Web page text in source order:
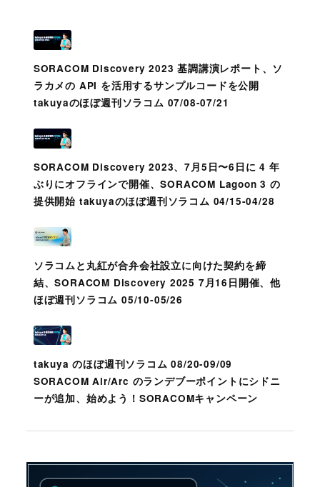
SORACOM Discovery 2023 基調講演レポート、ソ
ラカメの API を活用するサンプルコードを公開
takuyaのほぼ週刊ソラコム 07/08-07/21
SORACOM Discovery 2023、7月5日〜6日に 4 年
ぶりにオフラインで開催、SORACOM Lagoon 3 の
提供開始 takuyaのほぼ週刊ソラコム 04/15-04/28
ソラコムと丸紅が合弁会社設立に向けた契約を締
結、SORACOM Discovery 2025 7月16日開催、他
ほぼ週刊ソラコム 05/10-05/26
takuya のほぼ週刊ソラコム 08/20-09/09
SORACOM Air/Arc のランデブーポイントにシドニ
ーが追加、始めよう！SORACOMキャンペーン